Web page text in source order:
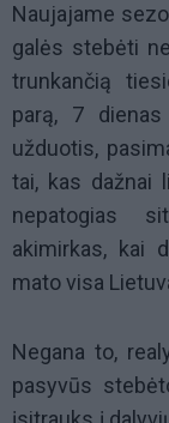
Naujajame
galės stebėti
trunkančią
parą, 7
užduotis,
tai, kas dažnai
nepatogias
akimirkas, kai
mato visa
Negana to,
pasyvūs